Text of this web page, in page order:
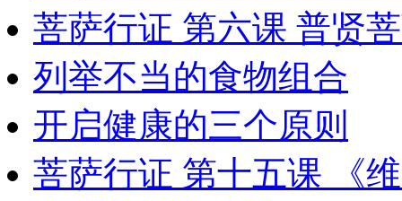
菩萨行证 第六课 普贤
列举不当的食物组合
开启健康的三个原则
菩萨行证 第十五课 《